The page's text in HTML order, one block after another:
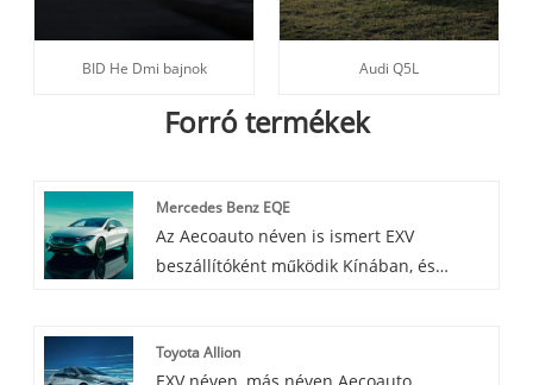
BID He Dmi bajnok Audi Q5L
Forró termékek
Mercedes Benz EQE
Az Aecoauto néven is ismert EXV
beszállítóként működik Kínában, és
EQE egy új, tisztán elektromos
Toyota Allion